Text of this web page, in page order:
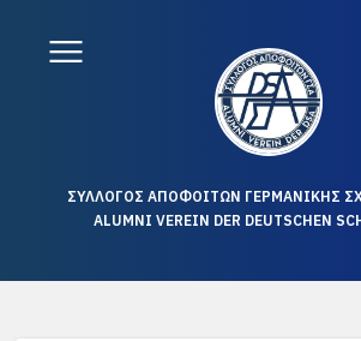
ΣΥΛΛΟΓΟΣ ΑΠΟΦΟΙΤΩΝ ΓΕΡΜΑΝΙΚΗΣ
ALUMNI VEREIN DER DEUTSCHEN